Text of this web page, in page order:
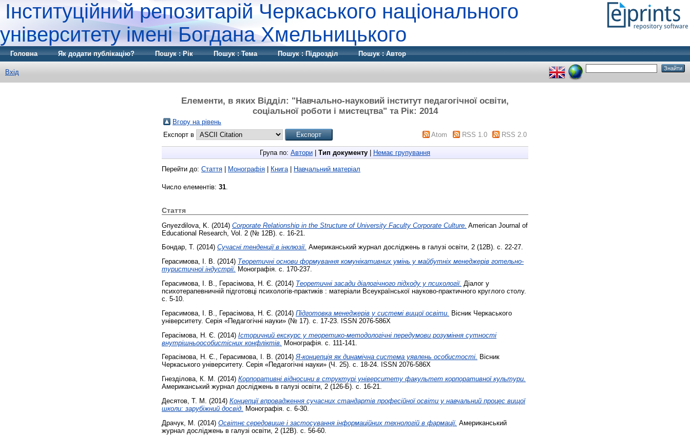
Інституційний репозитарій Черкаського національного
університету імені Богдана Хмельницького
Головна Як додати публікацію? Пошук : Рік Пошук : Тема Пошук : Підрозділ Пошук : Автор
Вхід
Елементи, в яких Відділ: "Навчально-науковий інститут педагогічної освіти,
соціальної роботи і мистецтва" та Рік: 2014
Вгору на рівень
Експорт в
Atom RSS 1.0 RSS 2.0
Група по: Автори Тип документу Немає групування
Перейти до: Стаття Монографія Книга Навчальний матеріал
Число елементів: 31
Стаття
Gnyezdilova, K. (2014) Corporate Relationship in the Structure of University Faculty Corporate Culture. American Journal of
Educational Research, Vol. 2 (№ 12В). с. 16-21.
Бондар, Т. (2014) Сучасні тенденції в інклюзії. Американський журнал досліджень в галузі освіти, 2 (12В). с. 22-27.
Герасимова, І. В. (2014) Теоретичні основи формування комунікативних умінь у майбутніх менеджерів готельно-
туристичної індустрії. Монографія. с. 170-237.
Герасимова, І. В.
Герасімова, Н. Є. (2014) Теоретичні засади діалогічного підходу у психології. Діалог у
психотерапевничній підготовці психологів-практиків : матеріали Всеукраїнської науково-практичного круглого столу.
с. 5-10.
Герасимова, І. В.
Герасімова, Н. Є. (2014) Підготовка менеджерів у системі вищої освіти.
Вісник Черкаського
університету. Серія «Педагогічні науки» (№ 17). с. 17-23. ISSN 2076-586Х
Герасімова, Н. Є. (2014) Історичний екскурс у теоретико-методологічні передумови розуміння сутності
внутрішньоособистісних конфліктів. Монографія. с. 111-141.
Герасімова, Н. Є., Герасимова, І. В. (2014)Я-концепція як динамічна система уявлень особистості. Вісник
Черкаського університету. Серія «Педагогічні науки» (Ч. 25). с. 18-24. ISSN 2076-586X
Гнезділова, К. М. (2014) Корпоративні відносини в структурі університету факультет корпоративної культури.
Американський журнал досліджень в галузі освіти, 2 (126-Б). с. 16-21.
Десятов, Т. М.
(2014) Концепції впровадження сучасних стандартів професійної освіти у навчальний процес вищої
школи: зарубіжний досвід.
Монографія. с. 6-30.
Драчук, М.
(2014) Освітнє середовище і застосування інформаційних технологій в фармації. Американський
журнал досліджень в галузі освіти, 2 (12В). с. 56-60.